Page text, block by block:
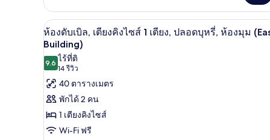
(East
Building)
East
Building)
เกี่ยว
กับ
ห้อง
พัก,
ปลอด
บุหรี่
(Connecting
East
Building)
เปิด
ภาพถ่าย
ทั้งหมด
ของ
ห้อง
ดับเบิล,
เตียง
ห้องดับเบิล, เตียงคิงไซส์ 1 เตี
5
ห้องดับเบิล, เตียงคิงไซส์ 1 เตียง, ปลอดบุหรี่, ห้องมุม
Building)
9.69.6 จาก 10
ไร้ที่ติ
14 รีวิว
(14
รีวิว)
40 ตารางเมตร
พักได้ 2 คน
1 เตียงคิงไซส์
Wi-Fi ฟรี